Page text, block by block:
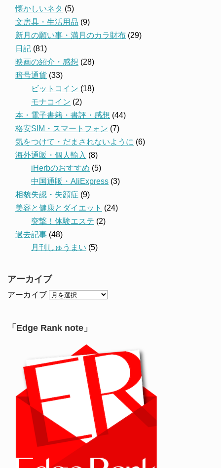
懐かしいネタ (5)
文房具・生活用品 (9)
新月の願い事・満月のカラ財布 (29)
日記 (81)
映画の紹介・感想 (28)
暗号通貨 (33)
ビットコイン (18)
モナコイン (2)
本・電子書籍・書評・感想 (44)
格安SIM・スマートフォン (7)
気をつけて・だまされないように (6)
海外通販・個人輸入 (8)
iHerbのおすすめ (5)
中国通販・AliExpress (3)
相貌失認・失顔症 (9)
美容と健康とダイエット (24)
突撃！体験エステ (2)
過去記事 (48)
月刊しゅうまい (5)
アーカイブ
アーカイブ
「Edge Rank note」